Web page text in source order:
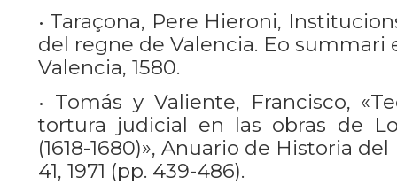
• Taraçona, Pere Hieroni,
del regne de Valencia. Eo summari
Valencia, 1580.
• Tomás y Valiente, Francisco,
tortura judicial en las obras de
(1618-1680)», Anuario de Historia
41, 1971 (pp. 439-486).